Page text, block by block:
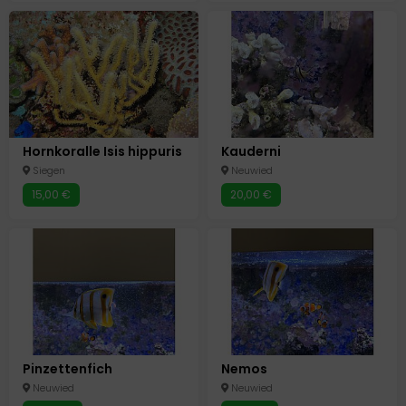
Hornkoralle Isis hippuris
Siegen
15,00 €
Kauderni
Neuwied
20,00 €
Pinzettenfich
Neuwied
Nemos
Neuwied